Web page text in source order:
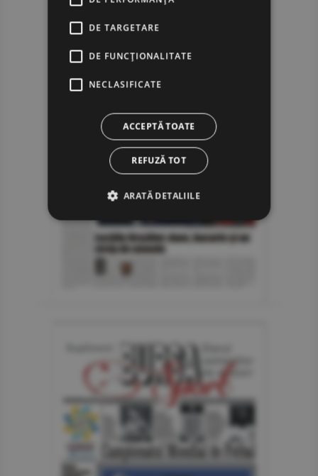
DE TARGETARE
DE FUNCŢIONALITATE
NECLASIFICATE
ACCEPTĂ TOATE
REFUZĂ TOT
ARATĂ DETALIILE